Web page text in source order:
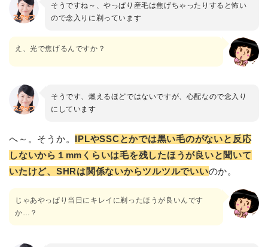
そうですね～、やっぱり産毛は焦げちゃったりすると怖い
ので念入りに剃っています
え、光で焦げるんですか？
そうです、燃えるほどではないですが、心配なので念入り
にしています
へ～。そうか。 IPLやSSCとかでは黒い毛のがないと反応
しないから１mmくらいは毛を残したほうが良いと聞いて
いたけど、SHRは関係ないからツルツルでいいのか。
じゃあやっぱり当日にキレイに剃ったほうが良いんです
か…？